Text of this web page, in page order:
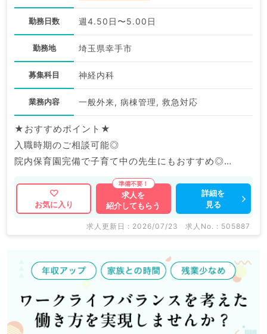
勤務日数 週4.50日〜5.00日
勤務地 埼玉県幸手市
募集科目 神経内科
業務内容 一般外来, 病棟管理, 救急対応
★おすすめポイント★
入職時期のご相談可能◎
院内保育園完備で子育て中の先生にもおすすめ◎
福利厚生充実の大手グループ病院でのご勤務です。
マイナビDOCTORでは病院やクリニックなどの医療機
関求人はもちろんのこと、
求人内容の詳細等はお気軽にお問合せ下さい。
お気に入り
求人を
紹介してもらう
詳細を
見る
求人更新日 : 2026/07/23 求人No. : 505887